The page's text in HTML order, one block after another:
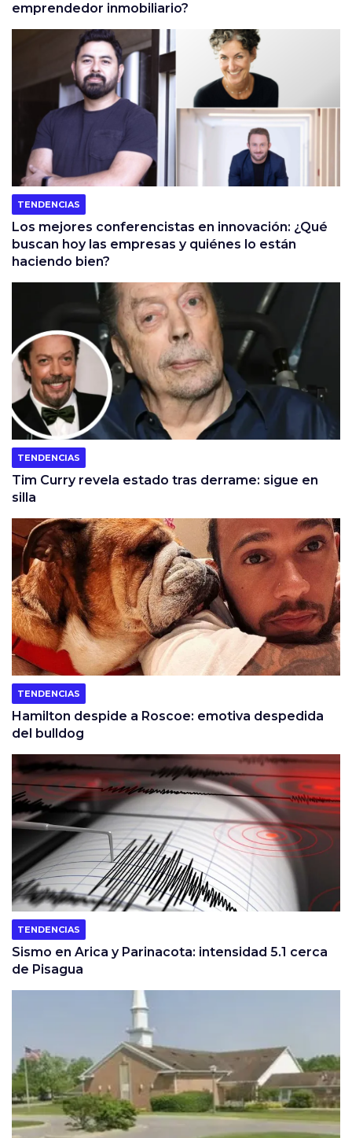
emprendedor inmobiliario?
TENDENCIAS
Los mejores conferencistas en innovación: ¿Qué
buscan hoy las empresas y quiénes lo están
haciendo bien?
TENDENCIAS
Tim Curry revela estado tras derrame: sigue en
silla
TENDENCIAS
Hamilton despide a Roscoe: emotiva despedida
del bulldog
TENDENCIAS
Sismo en Arica y Parinacota: intensidad 5.1 cerca
de Pisagua